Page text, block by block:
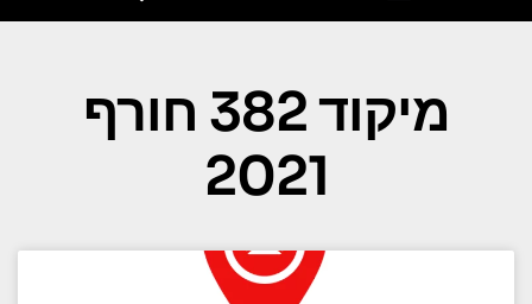
מיקוד 382 חורף
2021